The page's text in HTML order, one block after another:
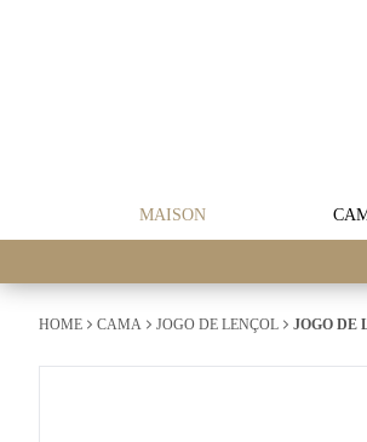
MAISON
HOME CAMA JOGO DE LENÇOL JOGO DE